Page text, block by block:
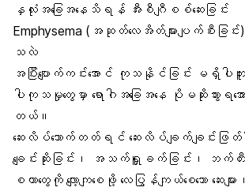
နှလုံးအခြေအနေသိရန် အီးစီဂျီစစ်ဆေးခြင်း
Emphysema (အဆုတ်လေအိတ်များပျက်စီးခ
သလဲ
အပြီးပျောက်ကင်းအောင် ကုသနိုင်ခြင်း မရှိပါ
ပါကုသမှုတွေမှာ ရောဂါအခြေအနေ ပိုမဆိုးသွား
တယ်။
ဆေးလိပ်သောက်တတ်ရင် ဆေးလိပ်ချက်ချင်းဖြတ်
ချေင်းဆိုးခြင်း၊ အသက်ရှူခက်ခြင်း၊ ဘက်တီးရီ
စတာတွေကို လျော့ကျစေဖို့ လေပြွန်ကျယ်စေသော ဆေးများ၊